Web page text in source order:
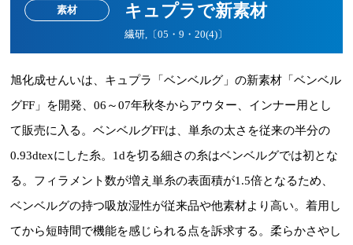
素材 キュプラで新素材
繊研,〔05・9・20(4)〕
旭化成せんいは、キュプラ「ベンベルグ」の新素材「ベンベル
グFF」を開発、06～07年秋冬からアウター、インナー用とし
て販売に入る。ベンベルグFFは、単糸の太さを従来の半分の
0.93dtexにした糸。1dを切る細さの糸はベンベルグでは初とな
る。フィラメント数が増え単糸の表面積が1.5倍となるため、
ベンベルグの持つ吸放湿性が従来品や他素材より高い。着用し
てから短時間で機能を感じられる点を訴求する。柔らかさやし